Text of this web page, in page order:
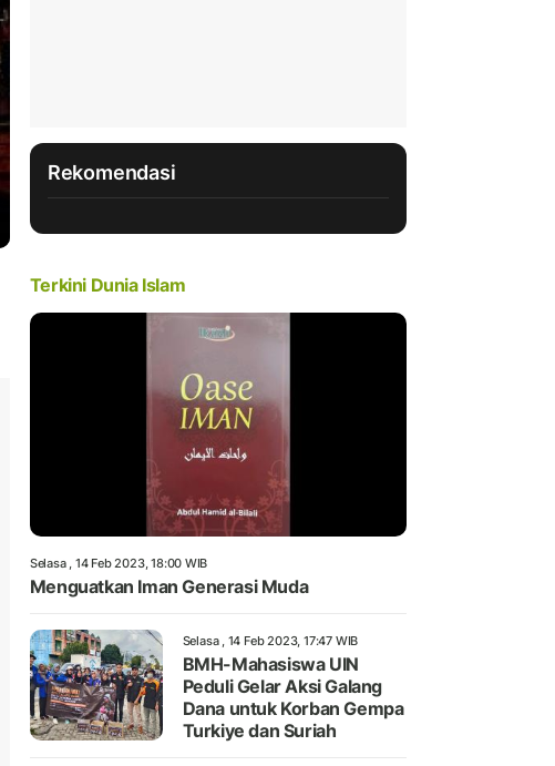
Rekomendasi
Terkini Dunia Islam
Selasa , 14 Feb 2023, 18:00 WIB
Menguatkan Iman Generasi Muda
Selasa , 14 Feb 2023, 17:47 WIB
BMH-Mahasiswa UIN
Peduli Gelar Aksi Galang
Dana untuk Korban Gempa
Turkiye dan Suriah